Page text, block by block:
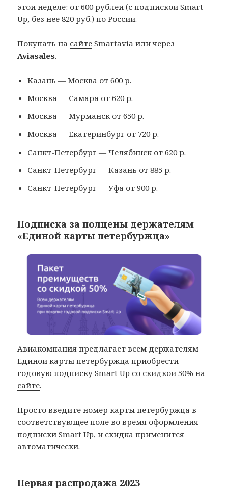
этой неделе: от 600 рублей (с подпиской Smart
Up, без нее 820 руб.) по России.
Покупать на сайте Smartavia или через
Aviasales.
Казань — Москва от 600 р.
Москва — Самара от 620 р.
Москва — Мурманск от 650 р.
Москва — Екатеринбург от 720 р.
Санкт-Петербург — Челябинск от 620 р.
Санкт-Петербург — Казань от 885 р.
Санкт-Петербург — Уфа от 900 р.
Подписка за полцены держателям
«Единой карты петербуржца»
Авиакомпания предлагает всем держателям
Единой карты петербуржца приобрести
годовую подписку Smart Up со скидкой 50% на
сайте.
Просто введите номер карты петербуржца в
соответствующее поле во время оформления
подписки Smart Up, и скидка применится
автоматически.
Первая распродажа 2023